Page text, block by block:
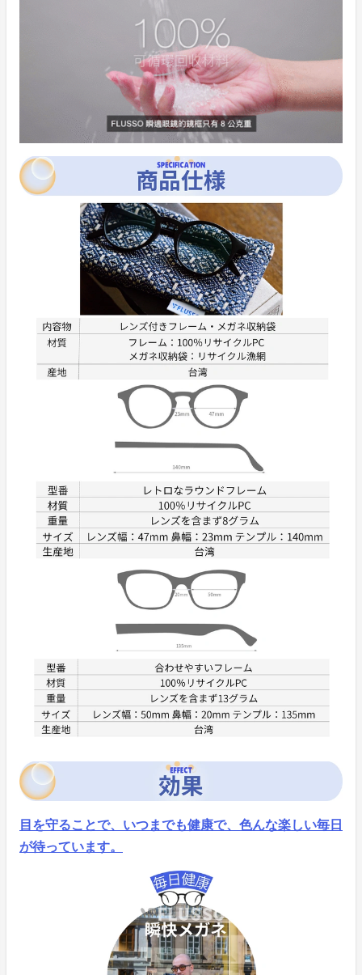
目を守ることで、 いつまでも健康で、色んな楽しい毎日
が待っています。